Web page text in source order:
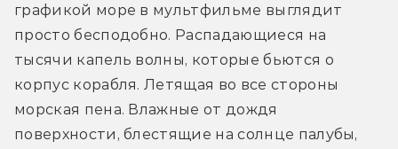
графикой море в мультфильме выглядит
просто бесподобно. Распадающиеся на
тысячи капель волны, которые бьются о
корпус корабля. Летящая во все стороны
морская пена. Влажные от дождя
поверхности, блестящие на солнце палубы,